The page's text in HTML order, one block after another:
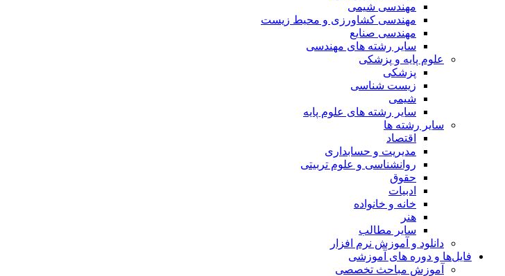
مهندسی شیمی
مهندسی کشاورزی و محیط زیست
مهندسی صنایع
سایر رشته های مهندسی
علوم پایه و پزشکی
پزشکی
زیست شناسی
شیمی
سایر رشته های علوم پایه
سایر رشته ها
اقتصاد
مدیریت و حسابداری
روانشناسی و علوم تربیتی
حقوق
ادبیات
خانه و خانواده
هنر
سایر مطالب
دانلود و آموزش نرم افزار
فایل‌ها و دوره های آموزشی
آموزش مباحث تخصصی